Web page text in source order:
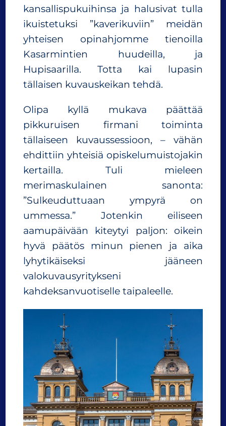
kansallispukuihinsa ja halusivat tulla
ikuistetuksi ”kaverikuviin” meidän
yhteisen opinahjomme tienoilla
Kasarmintien huudeilla, ja
Hupisaarilla. Totta kai lupasin
tällaisen kuvauskeikan tehdä.
Olipa kyllä mukava päättää
pikkuruisen firmani toiminta
tällaiseen kuvaussessioon, – vähän
ehdittiin yhteisiä opiskelumuistojakin
kertailla. Tuli mieleen
merimaskulainen sanonta:
”Sulkeuduttuaan ympyrä on
ummessa.” Jotenkin eiliseen
aamupäivään kiteytyi paljon: oikein
hyvä päätös minun pienen ja aika
lyhytikäiseksi jääneen
valokuvausyritykseni
kahdeksanvuotiselle taipaleelle.